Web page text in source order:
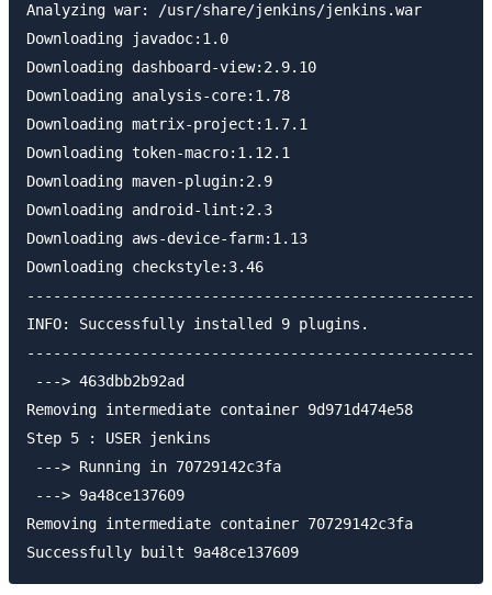
Analyzing war: /usr/share/jenkins/jenkins.war
Downloading javadoc:1.0
Downloading dashboard-view:2.9.10
Downloading analysis-core:1.78
Downloading matrix-project:1.7.1
Downloading token-macro:1.12.1
Downloading maven-plugin:2.9
Downloading android-lint:2.3
Downloading aws-device-farm:1.13
Downloading checkstyle:3.46
---------------------------------------------------
INFO: Successfully installed 9 plugins.
---------------------------------------------------
---> 463dbb2b92ad
Removing intermediate container 9d971d474e58
Step 5 : USER jenkins
---> Running in 70729142c3fa
---> 9a48ce137609
Removing intermediate container 70729142c3fa